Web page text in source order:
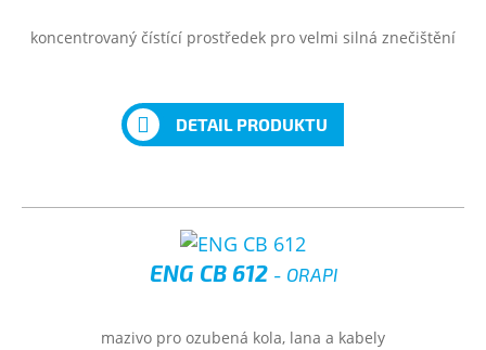
koncentrovaný čístící prostředek pro velmi silná znečištění
DETAIL PRODUKTU
ENG CB 612 - ORAPI
mazivo pro ozubená kola, lana a kabely